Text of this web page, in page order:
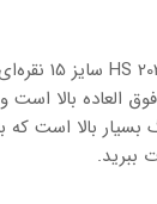
العاده بالا است
بسیار بالا است
ببرید.